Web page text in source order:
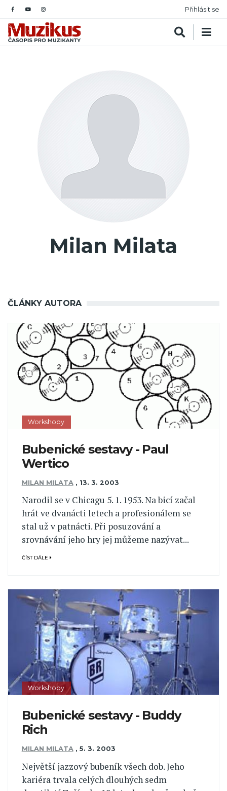
Přihlásit se
Milan Milata
ČLÁNKY AUTORA
Workshopy
Bubenické sestavy - Paul
Wertico
MILAN MILATA , 13. 3. 2003
Narodil se v Chicagu 5. 1. 1953. Na bicí začal
hrát ve dvanácti letech a profesionálem se
stal už v patnácti. Při posuzování a
srovnávání jeho hry jej můžeme nazývat...
ČÍST DÁLE
Workshopy
Bubenické sestavy - Buddy
Rich
MILAN MILATA , 5. 3. 2003
Největší jazzový bubeník všech dob. Jeho
kariéra trvala celých dlouhých sedm